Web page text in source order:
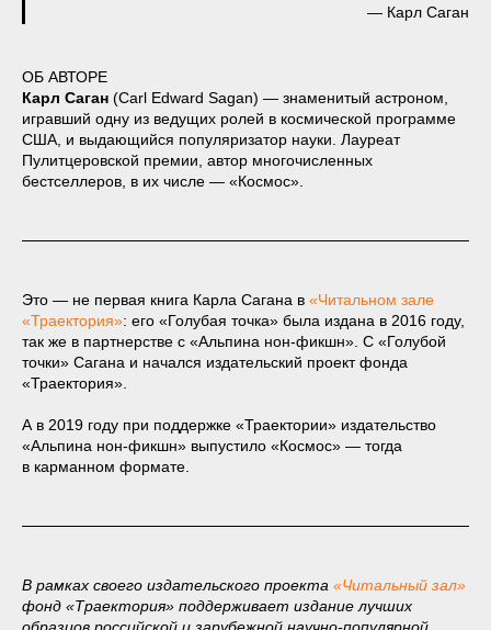
— Карл Саган
ОБ АВТОРЕ
Карл Саган (Carl Edward Sagan) — знаменитый астроном,
игравший одну из ведущих ролей в космической программе
США, и выдающийся популяризатор науки. Лауреат
Пулитцеровской премии, автор многочисленных
бестселлеров, в их числе — «Космос».
Это — не первая книга Карла Сагана в «Читальном зале
«Траектория»: его «Голубая точка» была издана в 2016 году,
так же в партнерстве с «Альпина нон-фикшн». С «Голубой
точки» Сагана и начался издательский проект фонда
«Траектория».
А в 2019 году при поддержке «Траектории» издательство
«Альпина нон-фикшн» выпустило «Космос» — тогда
в карманном формате.
В рамках своего издательского проекта «Читальный зал»
фонд «Траектория» поддерживает издание лучших